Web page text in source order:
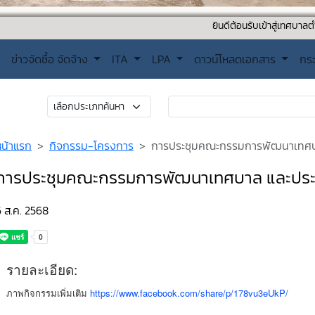
ยินดีต้อนรับเข้าสู่เทศบาลตำบลปากคาด
ข่าวจัดซื้อ จัดจ้าง ITA LPA ดาวน์โหลดเอกสาร ก
าแรก กิจกรรม-โครงการ การประชุมคณะกรรมการพัฒนาเทศ
รประชุมคณะกรรมการพัฒนาเทศบาล และป
ส.ค. 2568
รายละเอียด:
ภาพกิจกรรมเพิ่มเติม https://www.facebook.com/share/p/178vu3eUkP/